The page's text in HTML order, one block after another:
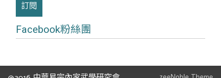
位
址
Facebook粉絲團